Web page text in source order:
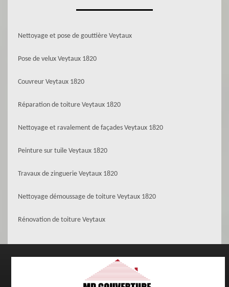
Nettoyage et pose de gouttière Veytaux
Pose de velux Veytaux 1820
Couvreur Veytaux 1820
Réparation de toiture Veytaux 1820
Nettoyage et ravalement de façades Veytaux 1820
Peinture sur tuile Veytaux 1820
Travaux de zinguerie Veytaux 1820
Nettoyage démoussage de toiture Veytaux 1820
Rénovation de toiture Veytaux